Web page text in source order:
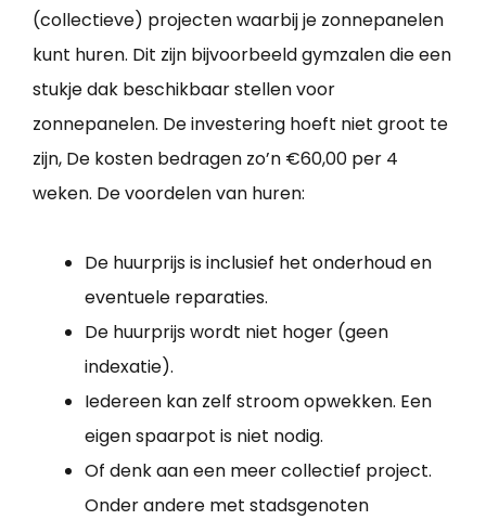
(collectieve) projecten waarbij je zonnepanelen
kunt huren. Dit zijn bijvoorbeeld gymzalen die een
stukje dak beschikbaar stellen voor
zonnepanelen. De investering hoeft niet groot te
zijn, De kosten bedragen zo’n €60,00 per 4
weken. De voordelen van huren:
De huurprijs is inclusief het onderhoud en
eventuele reparaties.
De huurprijs wordt niet hoger (geen
indexatie).
Iedereen kan zelf stroom opwekken. Een
eigen spaarpot is niet nodig.
Of denk aan een meer collectief project.
Onder andere met stadsgenoten